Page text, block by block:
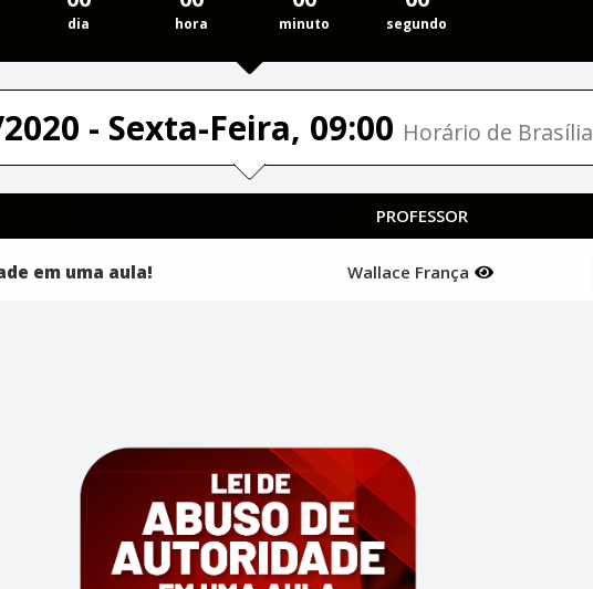
dia hora minuto segundo
- Sexta-Feira, 09:00 Horário de Brasília
PROFESSOR
em uma aula! Wallace França